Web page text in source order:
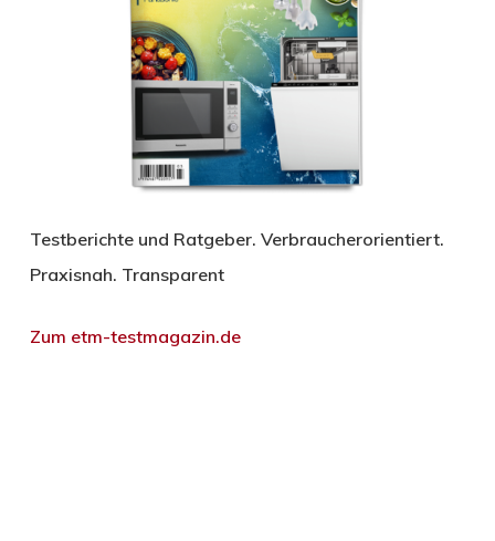
Testberichte und Ratgeber. Verbraucherorientiert.
Praxisnah. Transparent
Zum etm-testmagazin.de